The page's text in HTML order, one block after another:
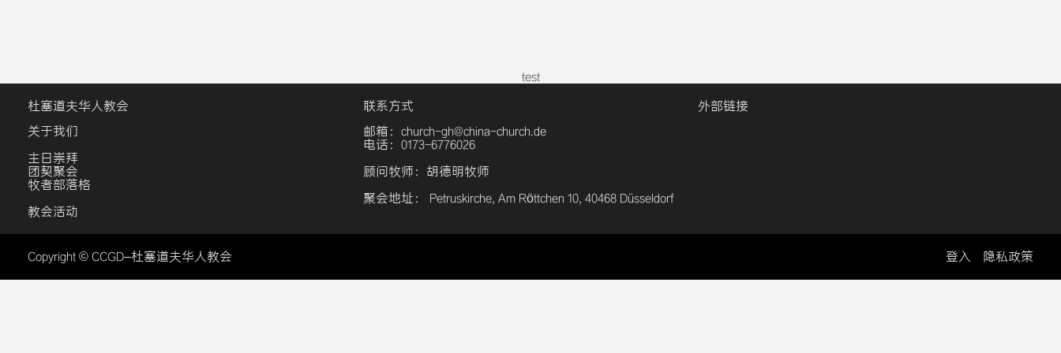
test
杜塞道夫华人教会
关于我们
主日崇拜
团契聚会
牧者部落格
教会活动
联系方式
邮箱：church-gh@china-church.de
电话：0173-6776026
顾问牧师：胡德明牧师
聚会地址： Petruskirche, Am Röttchen 10, 40468 Düsseldorf
外部链接
Copyright © CCGD–杜塞道夫华人教会 登入 隐私政策